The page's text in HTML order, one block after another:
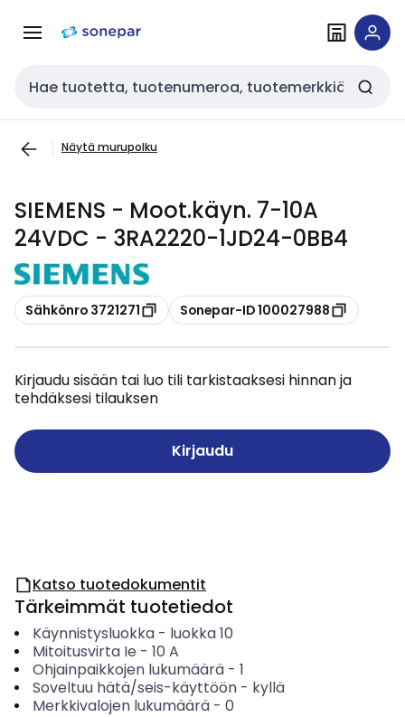
navigointiinsisältöön
Haku
Näytä murupolku
SIEMENS - Moot.käyn. 7-10A
24VDC - 3RA2220-1JD24-0BB4
Kopioi
Sähkönro 3721271 Kopioi
Sonepar-ID 100027988
Kirjaudu sisään tai luo tili tarkistaaksesi hinnan ja
tehdäksesi tilauksen
Kirjaudu
Katso tuotedokumentit
Tärkeimmät tuotetiedot
Käynnistysluokka- luokka 10
Mitoitusvirta Ie - 10 A
Ohjainpaikkojen lukumäärä- 1
Soveltuu hätä/seis-käyttöön- kyllä
Merkkivalojen lukumäärä- 0